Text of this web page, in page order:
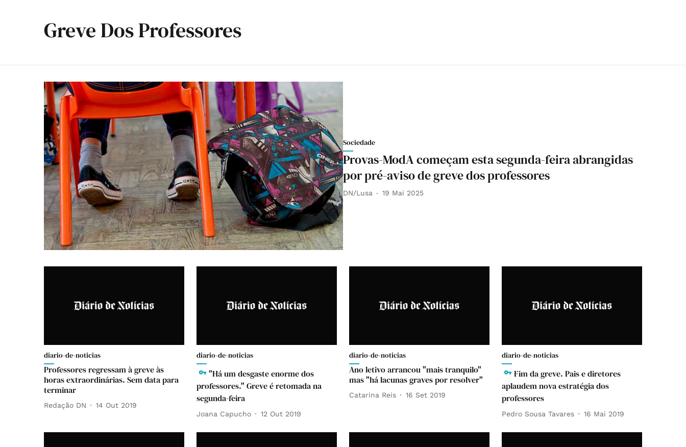
Greve Dos Professores
Sociedade
Provas-ModA começam esta segunda-feira abrangidas
por pré-aviso de greve dos professores
DN/Lusa 19 Mai 2025
diario-de-noticias
Professores regressam à greve às
horas extraordinárias. Sem data para
terminar
Redação DN 14 Out 2019
diario-de-noticias
"Há um desgaste enorme dos
professores." Greve é retomada na
segunda-feira
Joana Capucho 12 Out 2019
diario-de-noticias
Ano letivo arrancou "mais tranquilo"
mas "há lacunas graves por resolver"
Catarina Reis 16 Set 2019
diario-de-noticias
Fim da greve. Pais e diretores
aplaudem nova estratégia dos
professores
Pedro Sousa Tavares 16 Mai 2019